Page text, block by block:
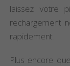
laissez votre
rechargement
rapidement.
Plus encore